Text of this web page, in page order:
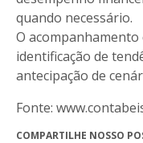
quando necessário.
O
identificação de
antecipação de
Fonte:
COMPARTILHE NOSSO